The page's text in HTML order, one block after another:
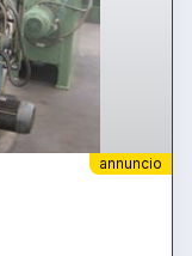
annuncio